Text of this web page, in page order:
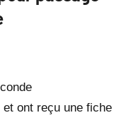
ont reçu une fiche